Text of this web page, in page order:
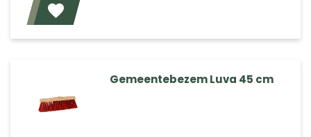
Gemeentebezem Luva 45 cm